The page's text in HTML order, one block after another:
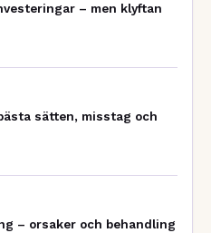
– men klyftan
sätten, misstag och
– orsaker och behandling